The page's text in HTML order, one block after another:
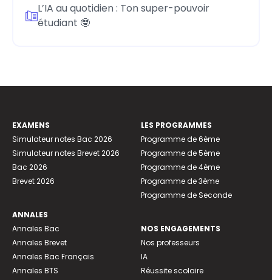
L’IA au quotidien : Ton super-pouvoir
étudiant 🤓
EXAMENS
Simulateur notes Bac 2026
Simulateur notes Brevet 2026
Bac 2026
Brevet 2026
ANNALES
Annales Bac
Annales Brevet
Annales Bac Français
Annales BTS
LES PROGRAMMES
Programme de 6ème
Programme de 5ème
Programme de 4ème
Programme de 3ème
Programme de Seconde
NOS ENGAGEMENTS
Nos professeurs
IA
Réussite scolaire